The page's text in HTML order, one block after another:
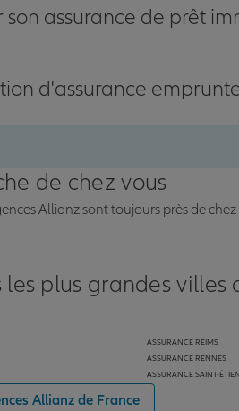
assurance de prêt
d'assurance
de chez vous
Allianz sont toujours près de chez
plus grandes villes
ASSURANCE REIMS
ASSURANCE RENNES
ASSURANCE SAINT-
Allianz de France